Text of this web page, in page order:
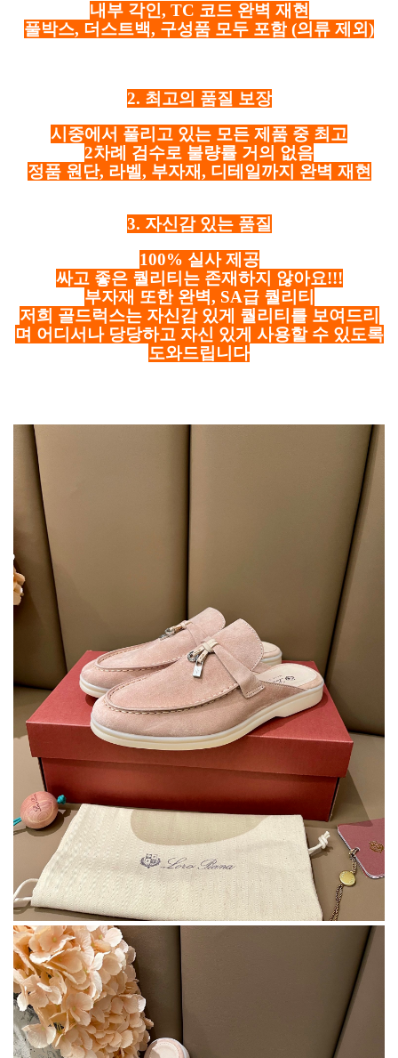
내부 각인, TC 코드 완벽 재현
풀박스, 더스트백, 구성품 모두 포함 (의류 제외)
2. 최고의 품질 보장
시중에서 풀리고 있는 모든 제품 중 최고
2차례 검수로 불량률 거의 없음
정품 원단, 라벨, 부자재, 디테일까지 완벽 재현
3. 자신감 있는 품질
100% 실사 제공
싸고 좋은 퀄리티는 존재하지 않아요!!!
부자재 또한 완벽, SA급 퀄리티
저희 골드럭스는 자신감 있게 퀄리티를 보여드리
며 어디서나 당당하고 자신 있게 사용할 수 있도록
도와드립니다